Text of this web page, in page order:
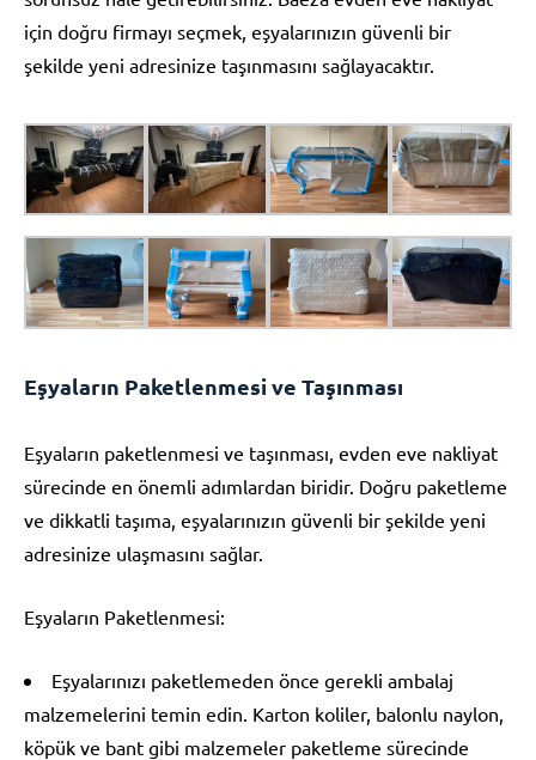
için doğru firmayı seçmek, eşyalarınızın güvenli bir
şekilde yeni adresinize taşınmasını sağlayacaktır.
Eşyaların Paketlenmesi ve Taşınması
Eşyaların paketlenmesi ve taşınması, evden eve nakliyat
sürecinde en önemli adımlardan biridir. Doğru paketleme
ve dikkatli taşıma, eşyalarınızın güvenli bir şekilde yeni
adresinize ulaşmasını sağlar.
Eşyaların Paketlenmesi:
Eşyalarınızı paketlemeden önce gerekli ambalaj
malzemelerini temin edin. Karton koliler, balonlu naylon,
köpük ve bant gibi malzemeler paketleme sürecinde